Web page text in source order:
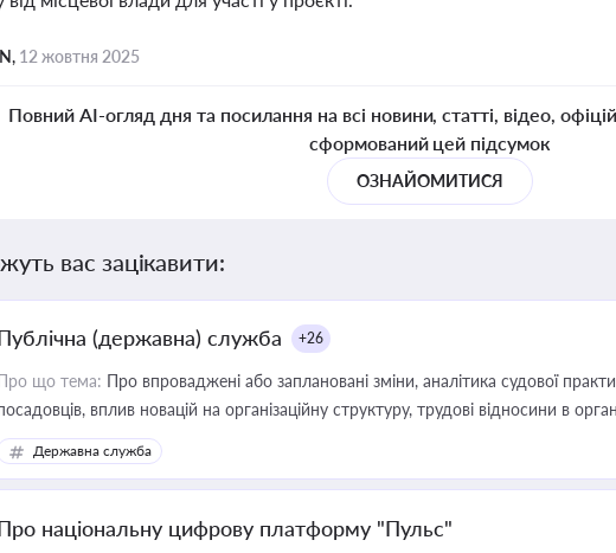
12 жовтня 2025
Повний AI-огляд дня та посилання на всі новини, статті, відео,
сформований цей підсумок
ОЗНАЙОМИТИСЯ
вас зацікавити:
(державна) служба +26
що тема: Про впроваджені або заплановані зміни, аналітика судової
вплив новацій на організаційну структуру, трудові відносини в
Державна служба
національну цифрову платформу "Пульс"